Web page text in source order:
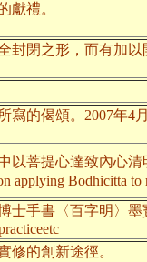
獻禮。
封閉之形，而有加以
寫的偈頌。2007年4
以菩提心達致內心
applying Bodhicitta to
士手書〈百字明〉墨
修的創新途徑。